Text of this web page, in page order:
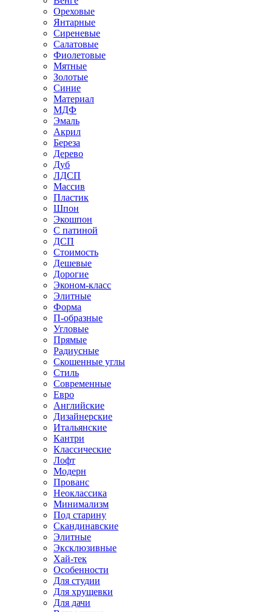
Ореховые
Янтарные
Сиреневые
Салатовые
Фиолетовые
Мятные
Золотые
Синие
Материал
МДФ
Эмаль
Акрил
Береза
Дерево
Дуб
ЛДСП
Массив
Пластик
Шпон
Экошпон
С патиной
ДСП
Стоимость
Дешевые
Дорогие
Эконом-класс
Элитные
Форма
П-образные
Угловые
Прямые
Радиусные
Скошенные углы
Стиль
Современные
Евро
Английские
Дизайнерские
Итальянские
Кантри
Классические
Лофт
Модерн
Прованс
Неоклассика
Минимализм
Под старину
Скандинавские
Элитные
Эксклюзивные
Хай-тек
Особенности
Для студии
Для хрущевки
Для дачи